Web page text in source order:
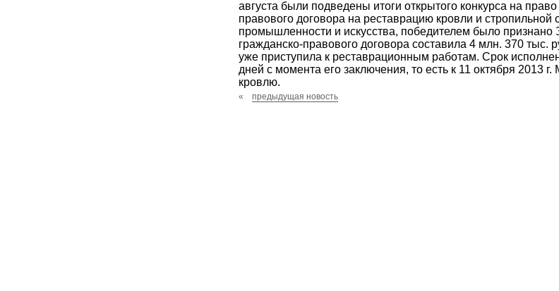
августа были подведены итоги открытого конкурса на
правового договора на реставрацию кровли и стропильной
промышленности и искусства, победителем было
гражданско-правового договора составила 4 млн. 370 тыс.
уже приступила к реставрационным работам. Срок
дней с момента его заключения, то есть к 11 октября 2013
кровлю.
« предыдущая новость